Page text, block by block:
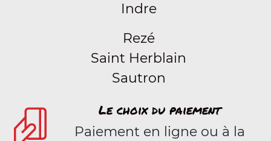
Indre
Rezé
Saint Herblain
Sautron
Le choix du paiement
Paiement en ligne ou à la